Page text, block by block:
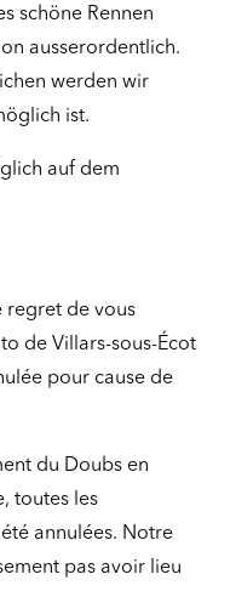
schöne Rennen
ausserordentlich.
werden wir
ist.
auf dem
regret de vous
de Villars-sous-Écot
pour cause de
du Doubs en
toutes les
annulées. Notre
pas avoir lieu